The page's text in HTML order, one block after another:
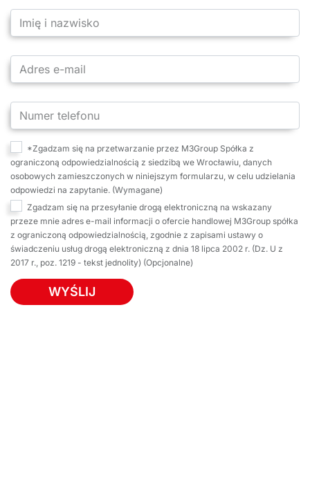
*Zgadzam się na przetwarzanie przez M3Group Spółka z
ograniczoną odpowiedzialnością z siedzibą we Wrocławiu, danych
osobowych zamieszczonych w niniejszym formularzu, w celu udzielania
odpowiedzi na zapytanie. (Wymagane)
Zgadzam się na przesyłanie drogą elektroniczną na wskazany
przeze mnie adres e-mail informacji o ofercie handlowej M3Group spółka
z ograniczoną odpowiedzialnością, zgodnie z zapisami ustawy o
świadczeniu usług drogą elektroniczną z dnia 18 lipca 2002 r. (Dz. U z
2017 r., poz. 1219 - tekst jednolity) (Opcjonalne)